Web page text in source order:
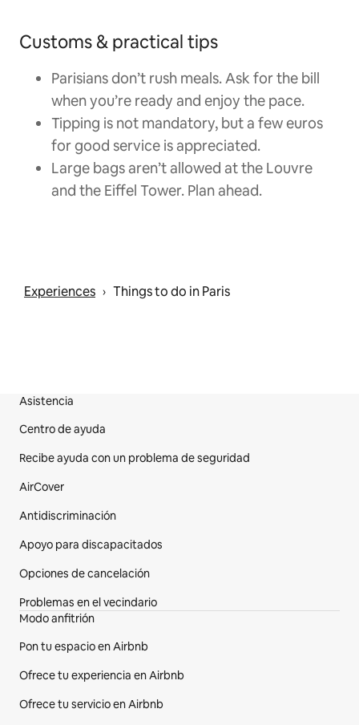
Customs & practical tips
Parisians don’t rush meals. Ask for the bill
when you’re ready and enjoy the pace.
Tipping is not mandatory, but a few euros
for good service is appreciated.
Large bags aren’t allowed at the Louvre
and the Eiffel Tower. Plan ahead.
Experiences › Things to do in Paris
Pie de página del sitio web
Asistencia
Centro de ayuda
Recibe ayuda con un problema de seguridad
AirCover
Antidiscriminación
Apoyo para discapacitados
Opciones de cancelación
Problemas en el vecindario
Modo anfitrión
Pon tu espacio en Airbnb
Ofrece tu experiencia en Airbnb
Ofrece tu servicio en Airbnb